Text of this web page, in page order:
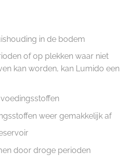
in de bodem
of op plekken waar niet
kan worden, kan Lumido een
weer gemakkelijk af
door droge perioden